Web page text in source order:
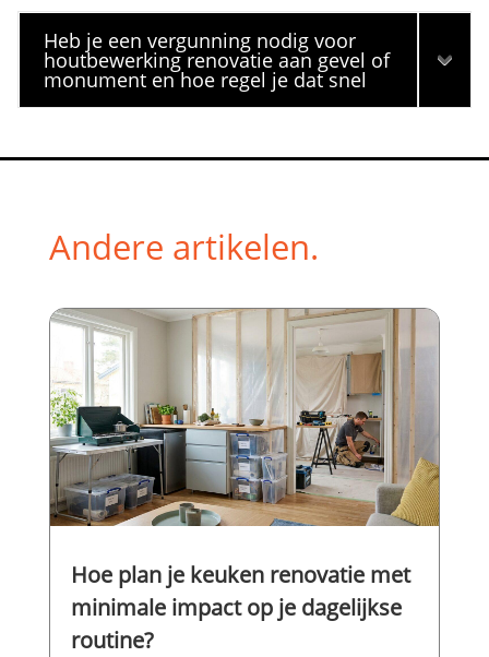
Heb je een vergunning nodig voor
houtbewerking renovatie aan gevel of
monument en hoe regel je dat snel
Andere artikelen.
Hoe plan je keuken renovatie met
minimale impact op je dagelijkse
routine?